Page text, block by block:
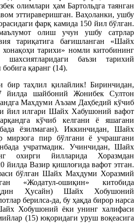
олимлари ҳам Бартольдга таянган
эттираверишган. Ваҳоланки, ушбу
фарқ камида 150 йил бўлган.
олиш учун ушбу сатрлар
тариқатига бағишланган «Шайх
тарихи» номли китобининг
баъзи тарихий
қаранг (14).
бир таҳлил қилайлик! Биринчидан,
йилда шайбоний Жонибек Султон
Махдуми Аъзам Даҳбедий кўчиб
йил илгари Шайх Хабушоний вафот
кўчиб келгани ё яшагани
ёзилмаган). Иккинчидан, Шайх
мирзога пир бўлгани ё учрашгани
учратмадик. Учинчидан, Шайх
охирги йилларида Хоразмдан
йилда Вазир қишлоғида вафот этган.
бўлган Шайх Махдуми Хоразмий
«Жодатул-ошиқин» китобида
Ҳусайн) Шайх Хобушоний
берилса-да, бу ҳақда бирор нарса
Хобушоний ёки унинг халифаси
(15) юқоридаги уруш воқеасига